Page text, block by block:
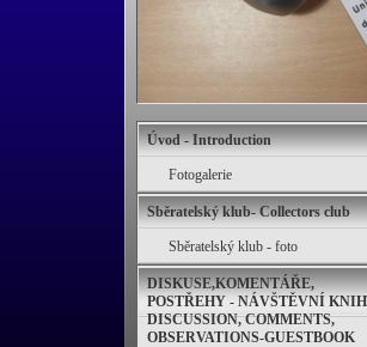
Úvod - Introduction
Fotogalerie
Sběratelský klub- Collectors club
Sběratelský klub - foto
DISKUSE,KOMENTÁŘE,
POSTŘEHY - NÁVŠTĚVNÍ
DISCUSSION, COMMENTS,
OBSERVATIONS-GUESTBOOK